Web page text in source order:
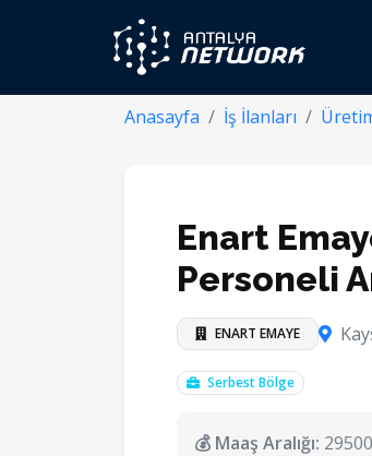
Anasayfa İş İlanları
Enart
Personeli
ENART EMAYE
Serbest Bölge
💰 Maaş Aralığı: